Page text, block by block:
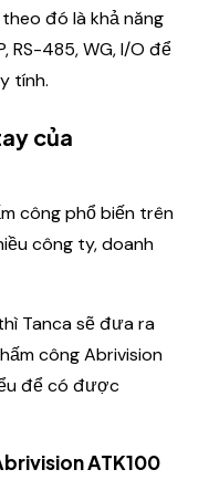
đó là khả năng
RS-485, WG, I/O để
tính.
của
công phổ biến trên
công ty, doanh
Tanca sẽ đưa ra
công Abrivision
để có được
ATK100